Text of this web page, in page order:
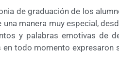
de graduación de los
manera muy especial,
y palabras emotivas de
todo momento